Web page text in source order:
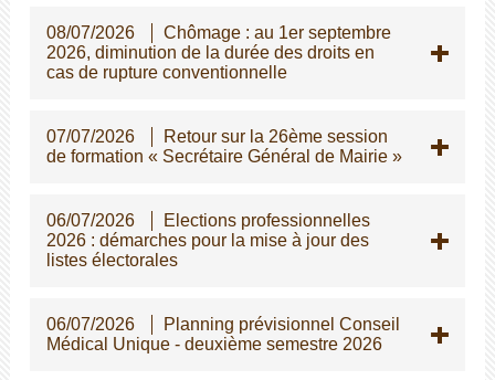
08/07/2026
Chômage : au 1er septembre
2026, diminution de la durée des droits en
cas de rupture conventionnelle
07/07/2026
Retour sur la 26ème session
de formation « Secrétaire Général de Mairie »
06/07/2026
Elections professionnelles
2026 : démarches pour la mise à jour des
listes électorales
06/07/2026
Planning prévisionnel Conseil
Médical Unique - deuxième semestre 2026